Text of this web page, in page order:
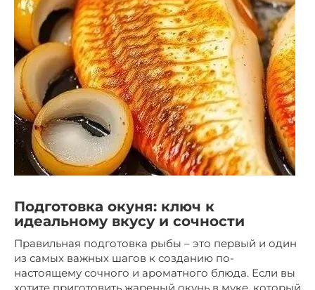
Подготовка окуня: ключ к
идеальному вкусу и сочности
Правильная подготовка рыбы – это первый и один
из самых важных шагов к созданию по-
настоящему сочного и ароматного блюда. Если вы
хотите приготовить жареный окунь в муке, который